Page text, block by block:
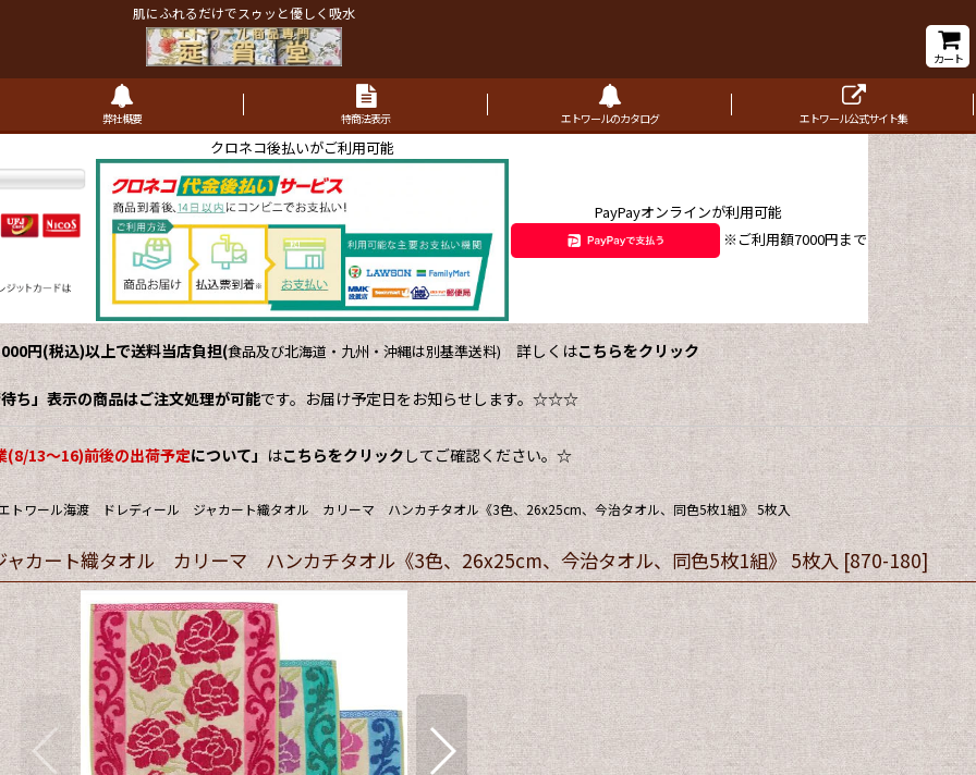
肌にふれるだけでスゥッと優しく吸水
カート
弊社概要 特商法表示 エトワールのカタログ エトワール公式サイト集
クロネコ後払いがご利用可能
PayPayオンラインが利用可能
※ご利用額7000円まで
円(税込)以上で送料当店負担(食品及び北海道・九州・沖縄は別基準送料)詳しくはこちらをクリック
ち」表示の商品はご注文処理が可能です。お届け予定日をお知らせします。☆☆☆
(8/13～16)前後の出荷予定について」 はこちらをクリックしてご確認ください。☆
トワール海渡 ドレディール ジャカート織タオル カリーマ ハンカチタオル《3色、26x25cm、今治タオル、同色5枚1組》 5枚入
カート織タオル カリーマ ハンカチタオル《3色、26x25cm、今治タオル、同色5枚1組》 5枚入 [870-180]